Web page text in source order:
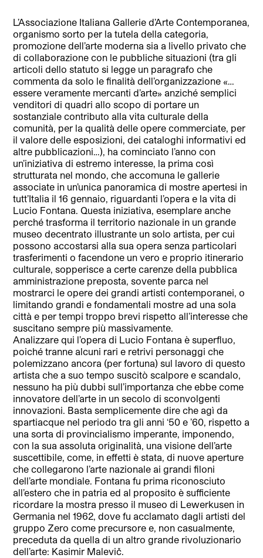
L’Associazione Italiana Gallerie d’Arte Contemporanea,
organismo sorto per la tutela della categoria,
promozione dell’arte moderna sia a livello privato che
di collaborazione con le pubbliche situazioni (tra gli
articoli dello statuto si legge un paragrafo che
commenta da solo le finalità dell’organizzazione «…
essere veramente mercanti d’arte» anziché semplici
venditori di quadri allo scopo di portare un
sostanziale contributo alla vita culturale della
comunità, per la qualità delle opere commerciate, per
il valore delle esposizioni, dei cataloghi informativi ed
altre pubblicazioni…), ha cominciato l’anno con
un’iniziativa di estremo interesse, la prima così
strutturata nel mondo, che accomuna le gallerie
associate in un’unica panoramica di mostre apertesi in
tutt’Italia il 16 gennaio, riguardanti l’opera e la vita di
Lucio Fontana. Questa iniziativa, esemplare anche
perché trasforma il territorio nazionale in un grande
museo decentrato illustrante un solo artista, per cui
possono accostarsi alla sua opera senza particolari
trasferimenti o facendone un vero e proprio itinerario
culturale, sopperisce a certe carenze della pubblica
amministrazione preposta, sovente parca nel
mostrarci le opere dei grandi artisti contemporanei, o
limitando grandi e fondamentali mostre ad una sola
città e per tempi troppo brevi rispetto all’interesse che
suscitano sempre più massivamente.
Analizzare qui l’opera di Lucio Fontana è superfluo,
poiché tranne alcuni rari e retrivi personaggi che
polemizzano ancora (per fortuna) sul lavoro di questo
artista che a suo tempo suscitò scalpore e scandalo,
nessuno ha più dubbi sull’importanza che ebbe come
innovatore dell’arte in un secolo di sconvolgenti
innovazioni. Basta semplicemente dire che agì da
spartiacque nel periodo tra gli anni ‘50 e ’60, rispetto a
una sorta di provincialismo imperante, imponendo,
con la sua assoluta originalità, una visione dell’arte
suscettibile, come, in effetti è stata, di nuove aperture
che collegarono l’arte nazionale ai grandi filoni
dell’arte mondiale. Fontana fu prima riconosciuto
all’estero che in patria ed al proposito è sufficiente
ricordare la mostra presso il museo di Lewerkusen in
Germania nel 1962, dove fu acclamato dagli artisti del
gruppo Zero come precursore e, non casualmente,
preceduta da quella di un altro grande rivoluzionario
dell’arte: Kasimir Malevič.